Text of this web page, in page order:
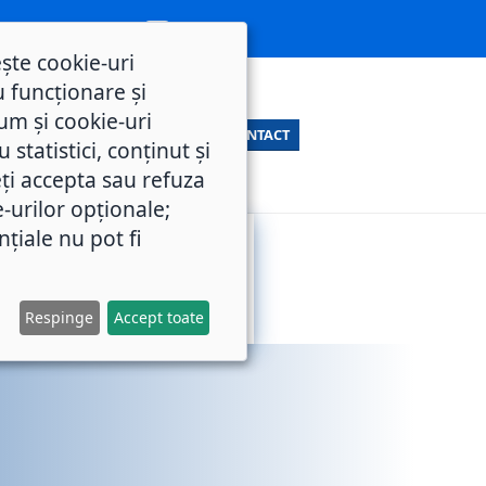
CONTACT
cookie-uri
funcționare și
și cookie-uri
statistici, conținut și
accepta sau refuza
urilor opționale;
nu pot fi
Respinge Accept toate